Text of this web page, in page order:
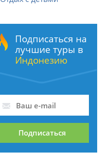
Подписаться на
лучшие туры в
Индонезию
Подписаться